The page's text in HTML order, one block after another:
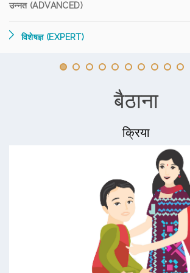
उन्नत (ADVANCED)
विशेषज्ञ (EXPERT)
बैठाना
क्रिया